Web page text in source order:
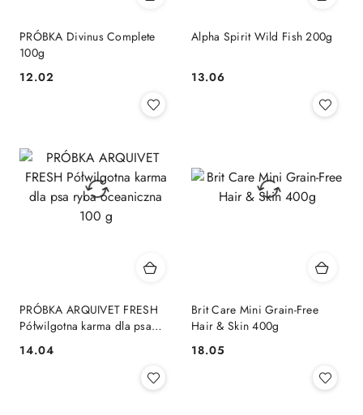
PRÓBKA Divinus Complete
100g
Cena:
12.02
Alpha Spirit Wild Fish 200g
Cena:
13.06
PRÓBKA ARQUIVET FRESH
Półwilgotna karma dla psa
ryba oceaniczna 100 g
Cena:
14.04
Brit Care Mini Grain-Free
Hair & Skin 400g
Cena:
18.05